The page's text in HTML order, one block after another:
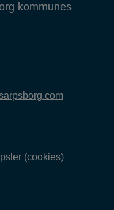
kommunes
(cookies)